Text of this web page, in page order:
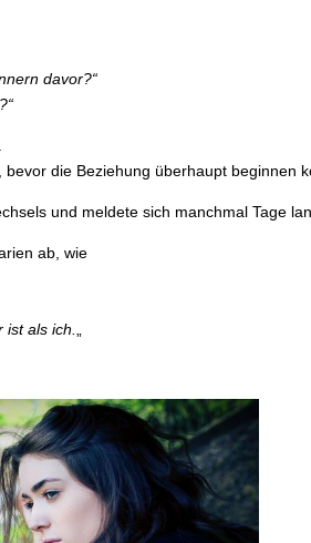
davor?“
die Beziehung überhaupt beginnen
und meldete sich manchmal Tage
ab, wie
ist als ich.„